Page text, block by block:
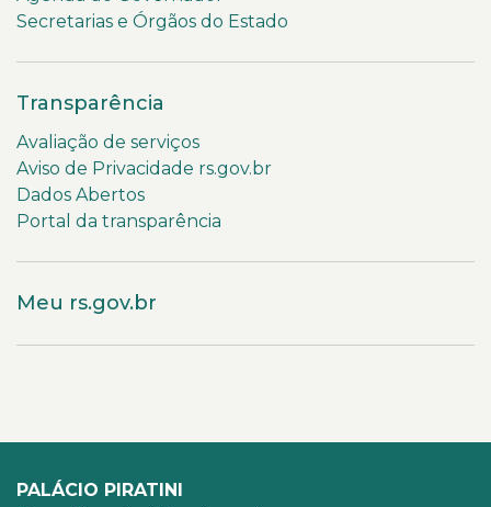
Secretarias e Órgãos do Estado
Transparência
Avaliação de serviços
Aviso de Privacidade rs.gov.br
Dados Abertos
Portal da transparência
Meu rs.gov.br
PALÁCIO PIRATINI